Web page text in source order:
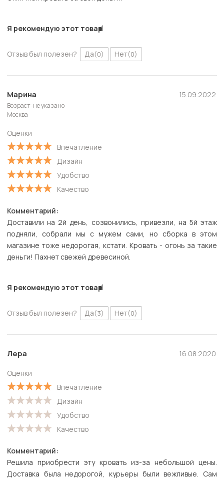
Я рекомендую этот товар
Отзыв был полезен? Да(0) Нет(0)
Марина
Возраст: не указано
Москва
Оценки
Впечатление
Дизайн
Удобство
Качество
15.09.2022
Комментарий:
Доставили на 2й день, созвонились, привезли, на 5й этаж
подняли, собрали мы с мужем сами, но сборка в этом
магазине тоже недорогая, кстати. Кровать - огонь за такие
деньги! Пахнет свежей древесиной.
Я рекомендую этот товар
Отзыв был полезен? Да(3) Нет(0)
Лера
Оценки
Впечатление
Дизайн
Удобство
Качество
16.08.2020
Комментарий:
Решила приобрести эту кровать из-за небольшой цены.
Доставка была недорогой, курьеры были вежливые. Сам